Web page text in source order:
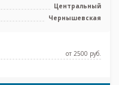
Центральный
Чернышевская
от 2500 pуб.